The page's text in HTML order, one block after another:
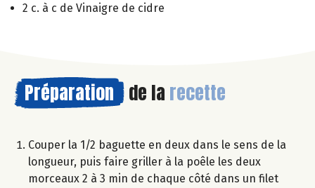
2 c. à c de Vinaigre de cidre
Préparation de la recette
Couper la 1/2 baguette en deux dans le sens de la
longueur, puis faire griller à la poêle les deux
morceaux 2 à 3 min de chaque côté dans un filet